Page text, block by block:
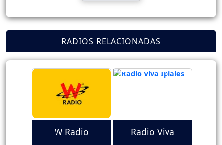
RADIOS RELACIONADAS
W Radio Radio Viva